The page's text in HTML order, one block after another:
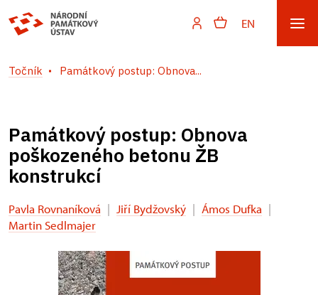
EN
Točník Památkový postup: Obnova...
Památkový postup: Obnova
poškozeného betonu ŽB
konstrukcí
Pavla Rovnaníková | Jiří Bydžovský | Ámos Dufka |
Martin Sedlmajer